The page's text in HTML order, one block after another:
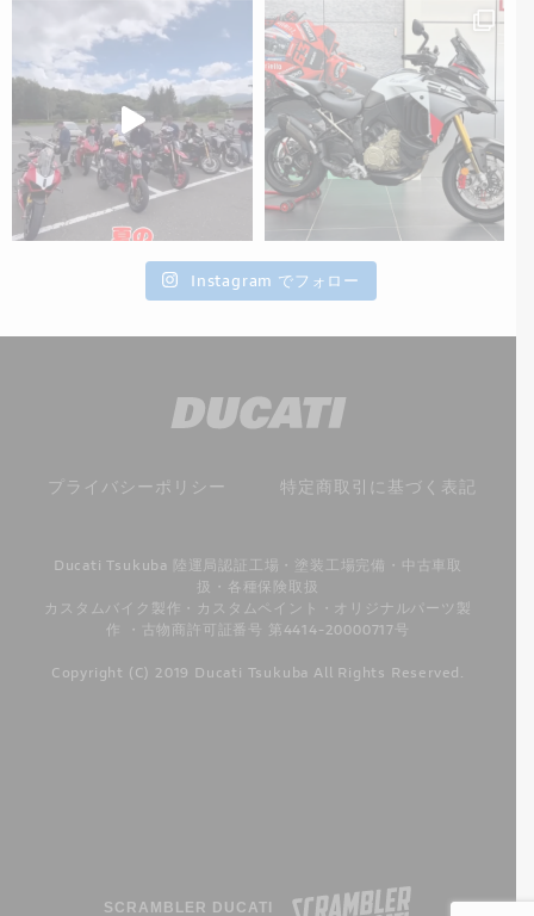
Instagram でフォロー
プライバシーポリシー 特定商取引に基づく表記
Ducati Tsukuba 陸運局認証工場・塗装工場完備・中古車取
扱・各種保険取扱
カスタムバイク製作・カスタムペイント・オリジナルパーツ製
作 ・古物商許可証番号 第4414-20000717号
Copyright (C) 2019 Ducati Tsukuba All Rights Reserved.
SCRAMBLER DUCATI